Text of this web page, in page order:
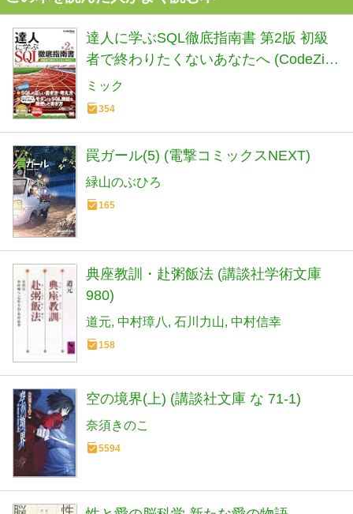
達人に学ぶSQL徹底指南書 第2版 初級
者で終わりたくないあなたへ (CodeZine
BOOKS)
ミック
354
罠ガール(5) (電撃コミックスNEXT)
緑山のぶひろ
165
典座教訓・赴粥飯法 (講談社学術文庫
980)
道元 中村璋八 石川力山 中村信幸
158
空の境界(上) (講談社文庫 な 71-1)
奈須きのこ
5594